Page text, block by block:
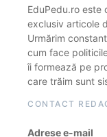
EduPedu.ro este
exclusiv articole
Urmărim
cum face
îi formează pe
care trăim sunt
CONTACT
Adrese e-mail